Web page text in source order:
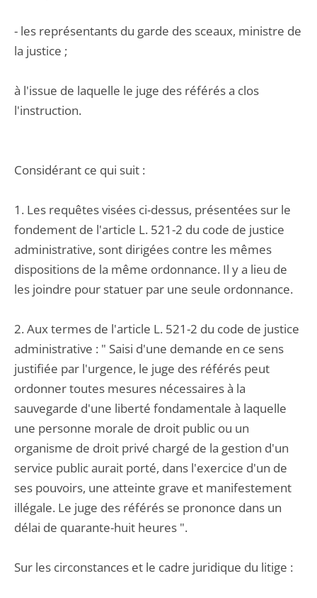
- les représentants du garde des sceaux, ministre de
la justice ;
à l'issue de laquelle le juge des référés a clos
l'instruction.
Considérant ce qui suit :
1. Les requêtes visées ci-dessus, présentées sur le
fondement de l'article L. 521-2 du code de justice
administrative, sont dirigées contre les mêmes
dispositions de la même ordonnance. Il y a lieu de
les joindre pour statuer par une seule ordonnance.
2. Aux termes de l'article L. 521-2 du code de justice
administrative : " Saisi d'une demande en ce sens
justifiée par l'urgence, le juge des référés peut
ordonner toutes mesures nécessaires à la
sauvegarde d'une liberté fondamentale à laquelle
une personne morale de droit public ou un
organisme de droit privé chargé de la gestion d'un
service public aurait porté, dans l'exercice d'un de
ses pouvoirs, une atteinte grave et manifestement
illégale. Le juge des référés se prononce dans un
délai de quarante-huit heures ".
Sur les circonstances et le cadre juridique du litige :